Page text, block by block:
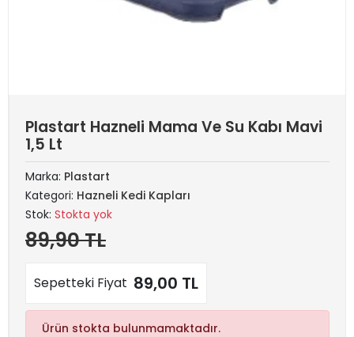
Plastart Hazneli Mama Ve Su Kabı Mavi
1,5 Lt
Marka: Plastart
Kategori: Hazneli Kedi Kapları
Stok: Stokta yok
89,90 TL
Sepetteki Fiyat 89,00 TL
Ürün stokta bulunmamaktadır.